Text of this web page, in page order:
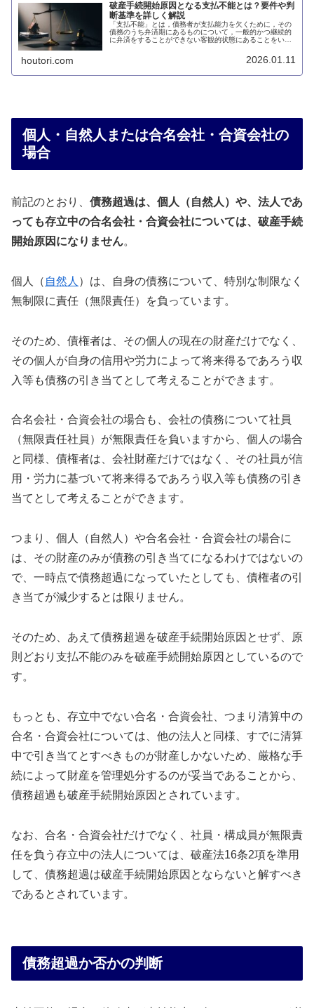
破産手続開始原因となる支払不能とは？要件や判
断基準を詳しく解説
「支払不能」とは，債務者が支払能力を欠くために，その
債務のうち弁済期にあるものについて，一般的かつ継続的
に弁済をすることができない客観的状態にあることをいい
houtori.com 2026.01.11
個人・自然人または合名会社・合資会社の
場合
前記のとおり、 債務超過は、個人（自然人）や、法人であ
っても存立中の合名会社・合資会社については、破産手続
開始原因になりません。
個人（ 自然人 ）は、自身の債務について、特別な制限なく
無制限に責任（無限責任）を負っています。
そのため、債権者は、その個人の現在の財産だけでなく、
その個人が自身の信用や労力によって将来得るであろう収
入等も債務の引き当てとして考えることができます。
合名会社・合資会社の場合も、会社の債務について社員
（無限責任社員）が無限責任を負いますから、個人の場合
と同様、債権者は、会社財産だけではなく、その社員が信
用・労力に基づいて将来得るであろう収入等も債務の引き
当てとして考えることができます。
つまり、個人（自然人）や合名会社・合資会社の場合に
は、その財産のみが債務の引き当てになるわけではないの
で、一時点で債務超過になっていたとしても、債権者の引
き当てが減少するとは限りません。
そのため、あえて債務超過を破産手続開始原因とせず、原
則どおり支払不能のみを破産手続開始原因としているので
す。
もっとも、存立中でない合名・合資会社、つまり清算中の
合名・合資会社については、他の法人と同様、すでに清算
中で引き当てとすべきものが財産しかないため、厳格な手
続によって財産を管理処分するのが妥当であることから、
債務超過も破産手続開始原因とされています。
なお、合名・合資会社だけでなく、社員・構成員が無限責
任を負う存立中の法人については、破産法16条2項を準用
して、債務超過は破産手続開始原因とならないと解すべき
であるとされています。
債務超過か否かの判断